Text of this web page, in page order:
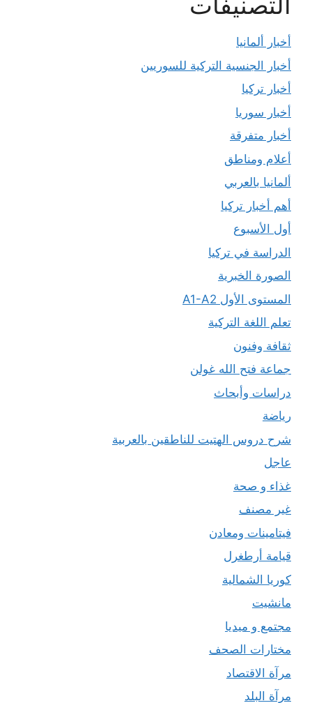
أخبار ألمانيا
أخبار الجنسية التركية للسوريين
أخبار تركيا
أخبار سوريا
أخبار متفرقة
أعلام ومناطق
ألمانيا بالعربي
أهم أخبار تركيا
أول الأسبوع
الدراسة في تركيا
الصورة الخبرية
المستوى الأول A1-A2
تعلم اللغة التركية
ثقافة وفنون
جماعة فتح الله غولن
دراسات وأبحاث
رياضة
شرح دروس الهتيت للناطقين بالعربية
عاجل
غذاء و صحة
غير مصنف
فيتامينات ومعادن
قيامة أرطغرل
كوريا الشمالية
مانشيت
مجتمع و ميديا
مختارات الصحف
مرآة الاقتصاد
مرآة البلد